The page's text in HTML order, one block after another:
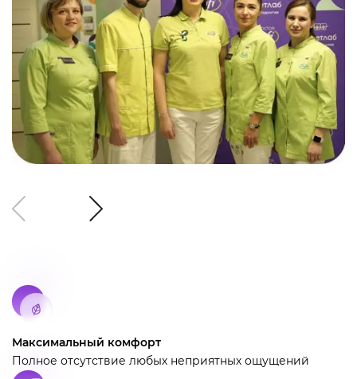
Максимальный комфорт
Полное отсутствие любых неприятных ощущений